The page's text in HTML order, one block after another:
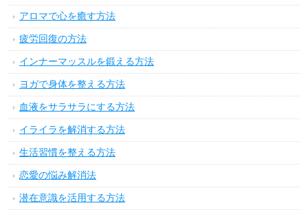
アロマで心を癒す方法
疲労回復の方法
インナーマッスルを鍛える方法
ヨガで身体を整える方法
血液をサラサラにする方法
イライラを解消する方法
生活習慣を整える方法
恋愛の悩み解消法
潜在意識を活用する方法